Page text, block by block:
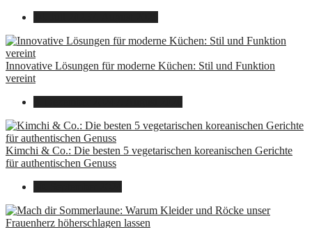
Innovative Lösungen für moderne Küchen: Stil und Funktion
vereint
Kimchi & Co.: Die besten 5 vegetarischen koreanischen Gerichte
für authentischen Genuss